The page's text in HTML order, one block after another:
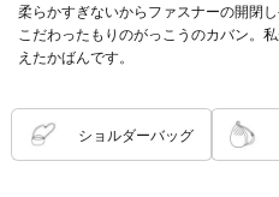
柔らかすぎないからファスナーの開閉
こだわったもりのがっこうのカバン。
えたかばんです。
ショルダーバッグ